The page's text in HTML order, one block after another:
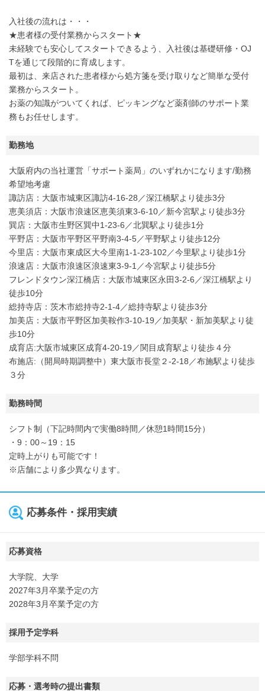
入社後の流れは・・・
★患者様の受付業務からスタート★
未経験でも安心してスタートできるよう、入社後は基礎研修・OJ
Tを通じて段階的に育成します。
最初は、来店された患者様から処方箋を受け取りなど簡単な受付
業務からスタート。
お薬の知識がついてくれば、ピッキングなど薬剤師のサポート業
務もお任せします。
勤務地
大阪府内の当社運営「サポート薬局」のいずれかになります/勤務
希望地考慮
諏訪店：大阪市城東区諏訪4-16-28／深江橋駅より徒歩3分
恵美須店：大阪市浪速区恵美須東3-6-10／新今宮駅より徒歩3分
巽店：大阪市生野区巽中1-23-6／北巽駅より徒歩1分
平野店：大阪市平野区平野南3-4-5／平野駅より徒歩12分
今里店：大阪市東成区大今里南1-1-23-102／今里駅より徒歩1分
浪速店：大阪市浪速区浪速東3-9-1／今宮駅より徒歩5分
フレンドタウン深江橋店：大阪市城東区永田3-2-6／深江橋駅より
徒歩10分
総持寺店：茨木市総持寺2-1-4／総持寺駅より徒歩3分
加美店：大阪市平野区加美鞍作3-10-19／加美駅・新加美駅より徒
歩10分
成育店:大阪市城東区成育4-20-19／関目成育駅より徒歩４分
布施店:（開局時期調整中）東大阪市長堂２-2-18／布施駅より徒歩
３分
勤務時間
シフト制（下記時間内で実働8時間／休憩1時間15分）
・9：00～19：15
定時上がりも可能です！
※店舗により多少異なります。
応募条件・採用実績
応募資格
大学院、大学
2027年3月卒業予定の方
2028年3月卒業予定の方
採用予定学科
学部学科不問
応募・選考時の提出書類